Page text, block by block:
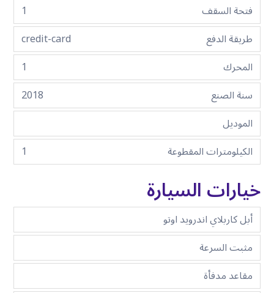
فتحة السقف
1
طريقة الدفع
credit-card
المحرك
1
سنة الصنع
2018
الموديل
الكيلومترات المقطوعة
1
خيارات السيارة
أبل كاربلاي اندرويد اوتو
مثبت السرعة
مقاعد مدفأة